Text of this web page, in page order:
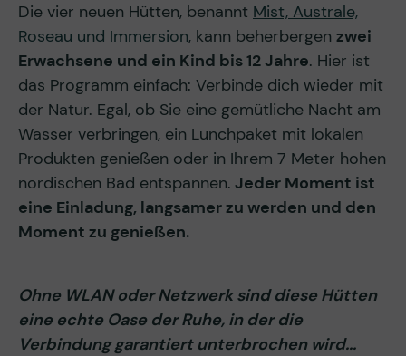
Die vier neuen Hütten, benannt Mist, Australe,
Roseau und Immersion, kann beherbergen zwei
Erwachsene und ein Kind bis 12 Jahre. Hier ist
das Programm einfach: Verbinde dich wieder mit
der Natur. Egal, ob Sie eine gemütliche Nacht am
Wasser verbringen, ein Lunchpaket mit lokalen
Produkten genießen oder in Ihrem 7 Meter hohen
nordischen Bad entspannen. Jeder Moment ist
eine Einladung, langsamer zu werden und den
Moment zu genießen.
Ohne WLAN oder Netzwerk sind diese Hütten
eine echte Oase der Ruhe, in der die
Verbindung garantiert unterbrochen wird...